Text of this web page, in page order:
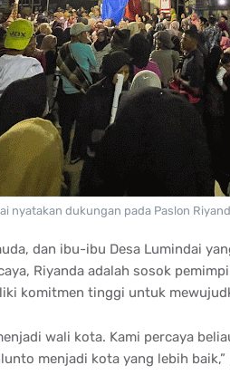
nyatakan dukungan pada Paslon
dan ibu-ibu Desa Lumindai
Riyanda adalah sosok
komitmen tinggi untuk
wali kota. Kami percaya
menjadi kota yang lebih